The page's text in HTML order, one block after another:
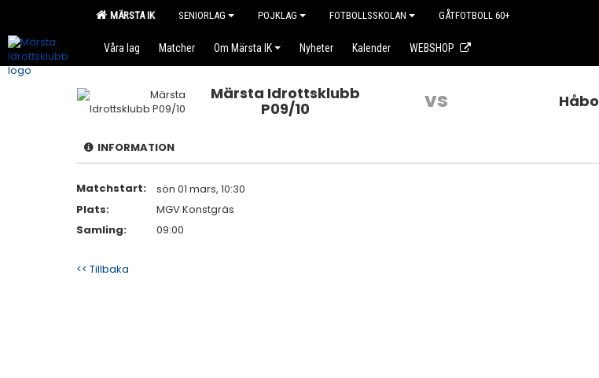
MÄRSTA IK SENIORLAG POJKLAG FOTBOLLSSKOLAN GÅTFOTBOLL 60+
Våra lag Matcher Om Märsta IK Nyheter Kalender WEBSHOP
Märsta Idrottsklubb
P09/10
vs Håbo
INFORMATION
Matchstart:
sön 01 mars, 10:30
Plats:
MGV Konstgräs
Samling:
09:00
<< Tillbaka